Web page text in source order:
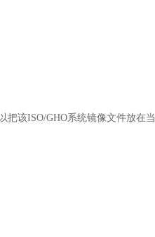
该ISO/GHO系统镜像文件放在当